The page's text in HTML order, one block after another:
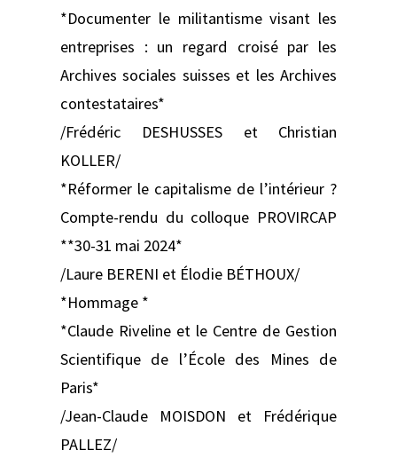
*Documenter le militantisme visant les
entreprises : un regard croisé par les
Archives sociales suisses et les Archives
contestataires*
/Frédéric DESHUSSES et Christian
KOLLER/
*Réformer le capitalisme de l’intérieur ?
Compte-rendu du colloque PROVIRCAP
**30-31 mai 2024*
/Laure BERENI et Élodie BÉTHOUX/
*Hommage *
*Claude Riveline et le Centre de Gestion
Scientifique de l’École des Mines de
Paris*
/Jean-Claude MOISDON et Frédérique
PALLEZ/